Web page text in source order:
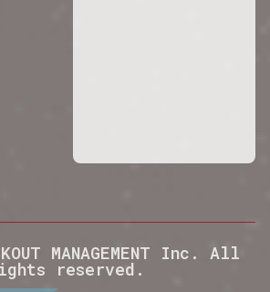
MANAGEMENT Inc. All
reserved.